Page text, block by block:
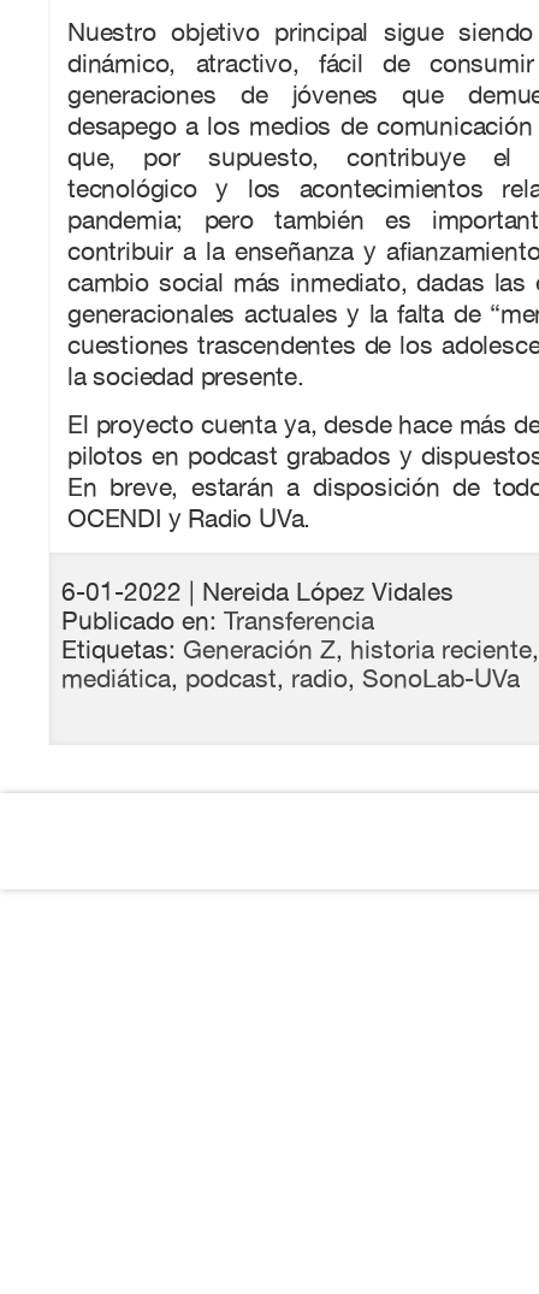
Nuestro objetivo principal sigue
dinámico, atractivo, fácil de
generaciones de jóvenes que
desapego a los medios de
que, por supuesto, contribuye el
tecnológico y los acontecimientos
pandemia; pero también es
contribuir a la enseñanza y
cambio social más inmediato, dadas las
generacionales actuales y la falta de
cuestiones trascendentes de los
la sociedad presente.
El proyecto cuenta ya, desde hace más
pilotos en podcast grabados y
En breve, estarán a disposición de
OCENDI y Radio UVa.
6-01-2022 | Nereida López Vidales
Publicado en: Transferencia
Etiquetas: Generación Z, historia reciente
mediática, podcast, radio, SonoLab-UVa